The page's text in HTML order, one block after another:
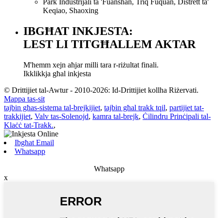
Park Industrijali ta 'Fuanshan, Triq Fuquan, Distrett ta'
Keqiao, Shaoxing
IBGĦAT INKJESTA:
LEST LI TITGĦALLEM AKTAR
M'hemm xejn aħjar milli tara r-riżultat finali.
Ikklikkja għal inkjesta
© Drittijiet tal-Awtur - 2010-2026: Id-Drittijiet kollha Riżervati.
Mappa tas-sit
tajbin għas-sistema tal-brejkijiet, tajbin għal trakk tqil, partijiet tat-
trakkijiet, Valv tas-Solenojd, kamra tal-brejk, Ċilindru Prinċipali tal-
Klaċċ tat-Trakk.,
Ibgħat Email
Whatsapp
Whatsapp
x